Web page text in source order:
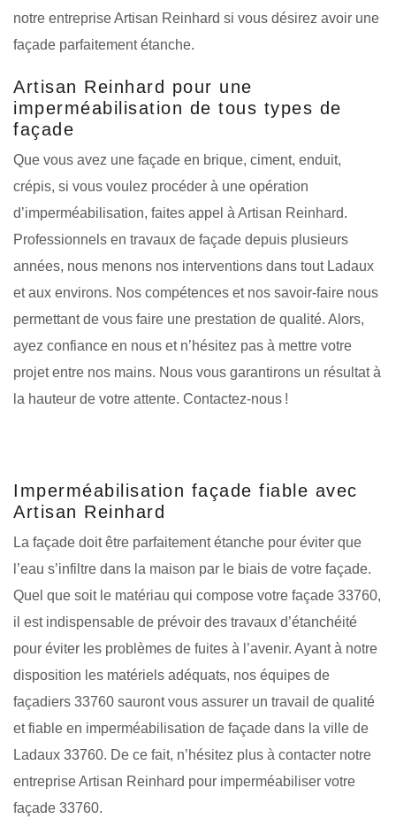
notre entreprise Artisan Reinhard si vous désirez avoir une
façade parfaitement étanche.
Artisan Reinhard pour une
imperméabilisation de tous types de
façade
Que vous avez une façade en brique, ciment, enduit,
crépis, si vous voulez procéder à une opération
d’imperméabilisation, faites appel à Artisan Reinhard.
Professionnels en travaux de façade depuis plusieurs
années, nous menons nos interventions dans tout Ladaux
et aux environs. Nos compétences et nos savoir-faire nous
permettant de vous faire une prestation de qualité. Alors,
ayez confiance en nous et n’hésitez pas à mettre votre
projet entre nos mains. Nous vous garantirons un résultat à
la hauteur de votre attente. Contactez-nous !
Imperméabilisation façade fiable avec
Artisan Reinhard
La façade doit être parfaitement étanche pour éviter que
l’eau s’infiltre dans la maison par le biais de votre façade.
Quel que soit le matériau qui compose votre façade 33760,
il est indispensable de prévoir des travaux d’étanchéité
pour éviter les problèmes de fuites à l’avenir. Ayant à notre
disposition les matériels adéquats, nos équipes de
façadiers 33760 sauront vous assurer un travail de qualité
et fiable en imperméabilisation de façade dans la ville de
Ladaux 33760. De ce fait, n’hésitez plus à contacter notre
entreprise Artisan Reinhard pour imperméabiliser votre
façade 33760.